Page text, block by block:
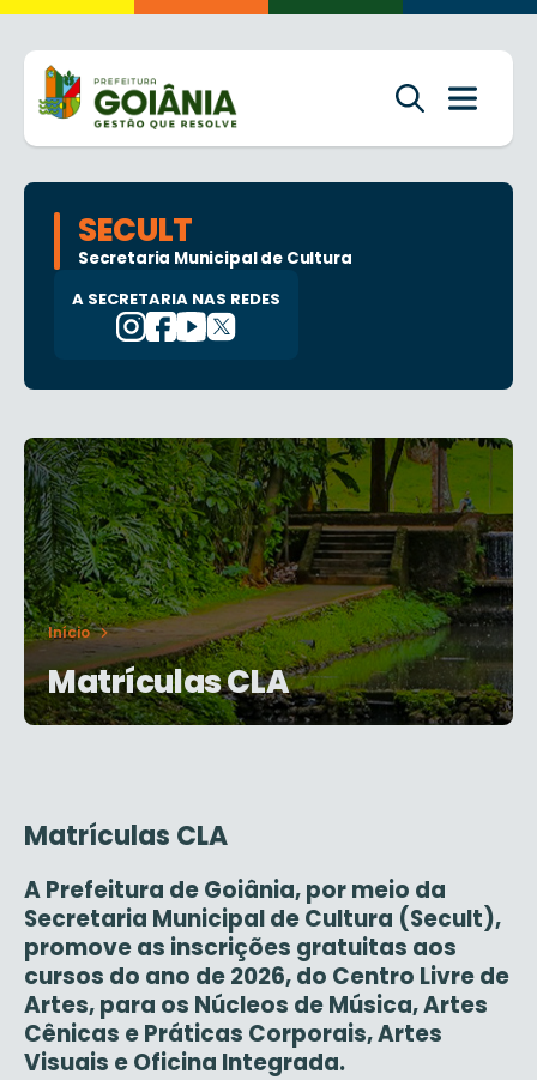
SECULT
Secretaria Municipal de Cultura
A SECRETARIA NAS REDES
Início
Matrículas CLA
Matrículas CLA
A Prefeitura de Goiânia, por meio da
Secretaria Municipal de Cultura (Secult),
promove as inscrições gratuitas aos
cursos do ano de 2026, do Centro Livre de
Artes, para os Núcleos de Música, Artes
Cênicas e Práticas Corporais, Artes
Visuais e Oficina Integrada.